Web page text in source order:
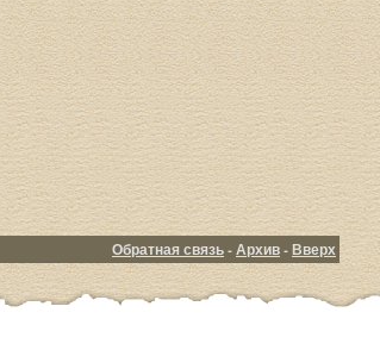
Обратная связь-Архив-Вверх